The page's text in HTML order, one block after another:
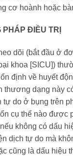
cơ hoành hoặc
ĐIỀU TRỊ
dõi (bắt đầu ở
khoa [SICU])
định về huyết
thương dạng này
tự do ở bụng trên
cụ thể nào được
không có dấu
dịch tự do mà
cũng là dấu hiệu